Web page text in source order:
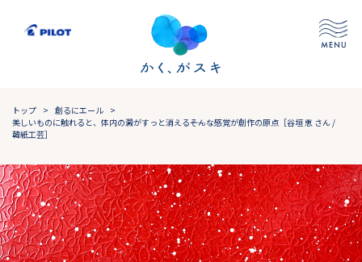
トップ > 創るにエール >
美しいものに触れると、体内の澱がすっと消える――そんな感覚が創作の原点［谷垣 恵 さん /
韓紙工芸］